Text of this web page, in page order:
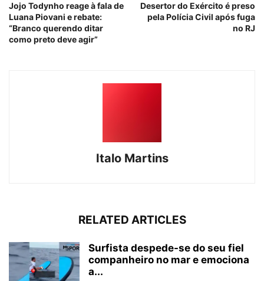
Jojo Todynho reage à fala de
Luana Piovani e rebate:
“Branco querendo ditar
como preto deve agir”
Desertor do Exército é preso
pela Polícia Civil após fuga
no RJ
Italo Martins
RELATED ARTICLES
Surfista despede-se do seu fiel
companheiro no mar e emociona
a...